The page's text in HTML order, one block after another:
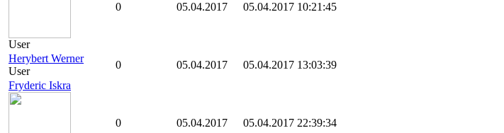
User
0 05.04.2017 05.04.2017 10:21:45
Herybert Werner
User
0 05.04.2017
05.04.2017 13:03:39
Fryderic Iskra
0 05.04.2017 05.04.2017 22:39:34